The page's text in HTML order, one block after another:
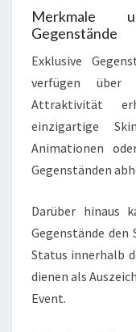
Merkmale
Gegenstände
Exklusive
verfügen über
Attraktivität
einzigartige
Animationen
Gegenständen
Darüber hinaus
Gegenstände
Status innerhalb
dienen als
Event.